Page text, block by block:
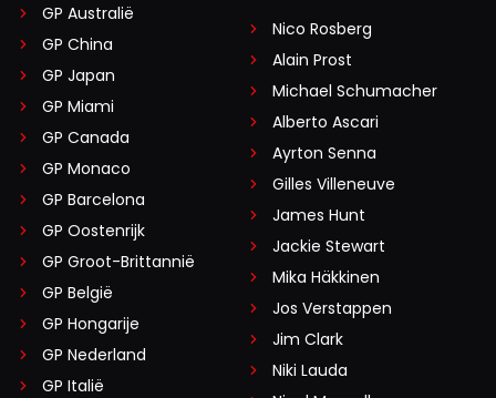
GP Australië
GP China
GP Japan
GP Miami
GP Canada
GP Monaco
GP Barcelona
GP Oostenrijk
GP Groot-Brittannië
GP België
GP Hongarije
GP Nederland
GP Italië
Nico Rosberg
Alain Prost
Michael Schumacher
Alberto Ascari
Ayrton Senna
Gilles Villeneuve
James Hunt
Jackie Stewart
Mika Häkkinen
Jos Verstappen
Jim Clark
Niki Lauda